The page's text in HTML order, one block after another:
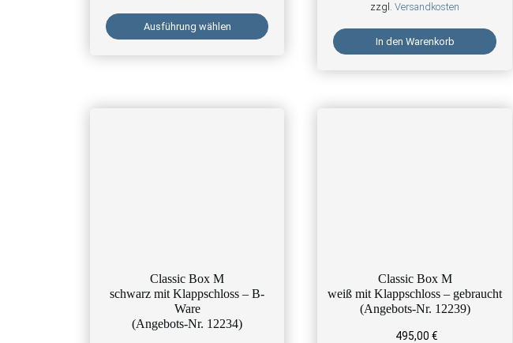
Ausführung wählen
zzgl. Versandkosten
In den Warenkorb
Classic Box M
schwarz mit Klappschloss – B-
Ware
(Angebots-Nr. 12234)
Classic Box M
weiß mit Klappschloss – gebraucht
(Angebots-Nr. 12239)
495,00 €